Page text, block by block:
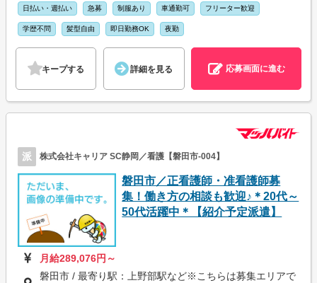
日払い・週払い 急募 制服あり 車通勤可 フリーター歓迎
学歴不問 髪型自由 即日勤務OK 夜勤
キープする 詳細を見る 応募画面に進む
派 株式会社キャリア SC静岡／看護【磐田市-004】
磐田市／正看護師・准看護師募
集！働き方の相談も歓迎♪＊20代～
50代活躍中＊【紹介予定派遣】
月給289,076円～
磐田市 / 最寄り駅：上野部駅など※こちらは募集エリアで